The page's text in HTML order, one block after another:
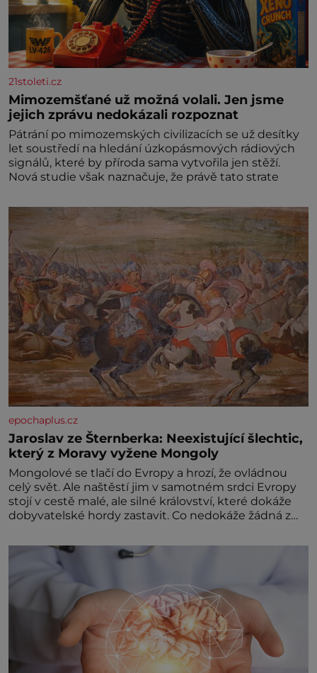
21stoleti.cz
Mimozemšťané už možná volali. Jen jsme
jejich zprávu nedokázali rozpoznat
Pátrání po mimozemských civilizacích se už desítky
let soustředí na hledání úzkopásmových rádiových
signálů, které by příroda sama vytvořila jen stěží.
Nová studie však naznačuje, že právě tato strate
epochaplus.cz
Jaroslav ze Šternberka: Neexistující šlechtic,
který z Moravy vyžene Mongoly
Mongolové se tlačí do Evropy a hrozí, že ovládnou
celý svět. Ale naštěstí jim v samotném srdci Evropy
stojí v cestě malé, ale silné království, které dokáže
dobyvatelské hordy zastavit. Co nedokáže žádná z
král. Nebo že by ne? Mongolové od roku 1223
postupují podél Kaspického a Azovského moře,